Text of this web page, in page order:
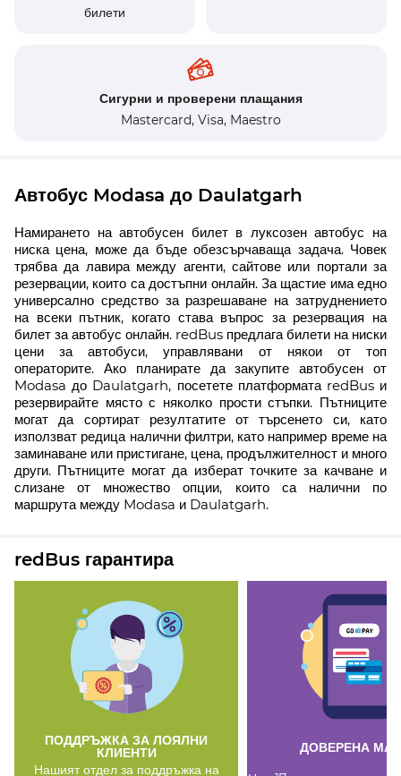
билети
Сигурни и проверени плащания
Mastercard, Visa, Maestro
Автобус Modasa до Daulatgarh
Намирането на автобусен билет в луксозен автобус на
ниска цена, може да бъде обезсърчаваща задача. Човек
трябва да лавира между агенти, сайтове или портали за
резервации, които са достъпни онлайн. За щастие има едно
универсално средство за разрешаване на затруднението
на всеки пътник, когато става въпрос за резервация на
билет за автобус онлайн. redBus предлага билети на ниски
цени за автобуси, управлявани от някои от топ
операторите. Ако планирате да закупите автобусен от
Modasa до Daulatgarh, посетете платформата redBus и
резервирайте място с няколко прости стъпки. Пътниците
могат да сортират резултатите от търсенето си, като
използват редица налични филтри, като например време на
заминаване или пристигане, цена, продължителност и много
други. Пътниците могат да изберат точките за качване и
слизане от множество опции, които са налични по
маршрута между Modasa и Daulatgarh.
redBus гарантира
ПОДДРЪЖКА ЗА ЛОЯЛНИ
КЛИЕНТИ
Нашият отдел за поддръжка на
ДОВЕРЕНА